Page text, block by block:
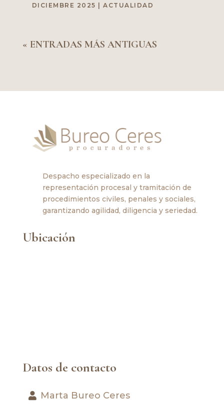
DICIEMBRE 2025 |ACTUALIDAD
« ENTRADAS MÁS ANTIGUAS
Despacho especializado en la
representación procesal y tramitación de
procedimientos civiles, penales y sociales,
garantizando agilidad, diligencia y seriedad.
Ubicación
Datos de contacto
Marta Bureo Ceres